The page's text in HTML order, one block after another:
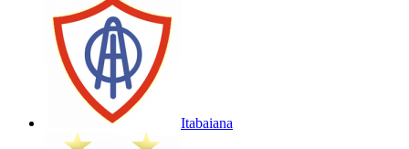
Itabaiana